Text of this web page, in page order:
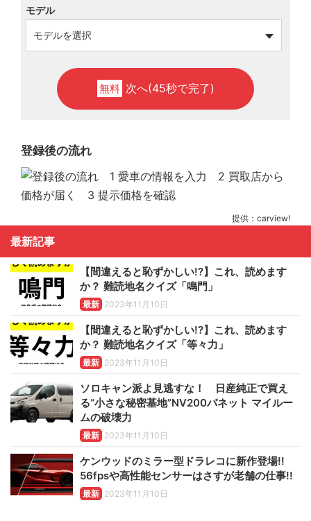
モデル
無料 次へ(45秒で完了)
登録後の流れ
提供：carview!
最新記事
【間違えると恥ずかしい!?】これ、読めます
か？ 難読地名クイズ「鳴門」
最新 2023年11月10日
【間違えると恥ずかしい!?】これ、読めます
か？ 難読地名クイズ「等々力」
最新 2023年11月10日
ソロキャン派よ見逃すな！ 日産純正で買え
る“小さな秘密基地”NV200バネット マイルー
ムの破壊力
最新 2023年11月10日
ケンウッドのミラー型ドラレコに新作登場!!
56fpsや高性能センサーはさすが老舗の仕事!!
最新 2023年11月10日